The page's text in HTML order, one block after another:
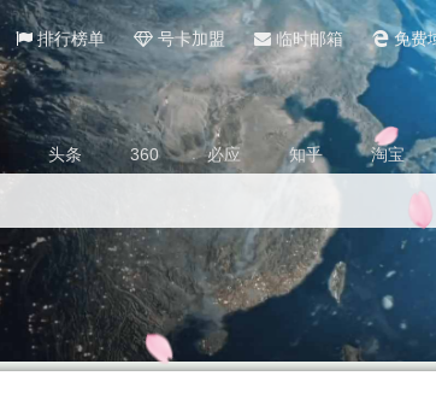
排行榜单 号卡加盟 临时邮箱 免费
头条 360 必应 知乎 淘宝